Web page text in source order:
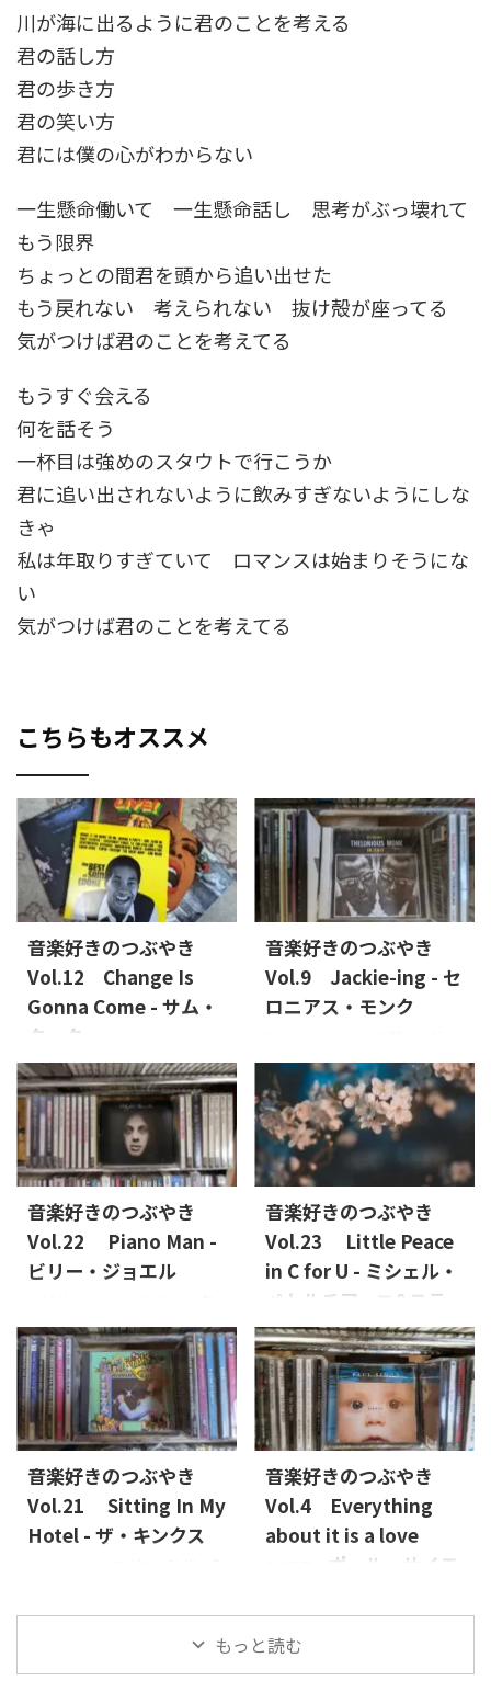
川が海に出るように君のことを考える
君の話し方
君の歩き方
君の笑い方
君には僕の心がわからない
一生懸命働いて 一生懸命話し 思考がぶっ壊れて
もう限界
ちょっとの間君を頭から追い出せた
もう戻れない 考えられない 抜け殻が座ってる
気がつけば君のことを考えてる
もうすぐ会える
何を話そう
一杯目は強めのスタウトで行こうか
君に追い出されないように飲みすぎないようにしな
きゃ
私は年取りすぎていて ロマンスは始まりそうにな
い
気がつけば君のことを考えてる
こちらもオススメ
音楽好きのつぶやき
Vol.12 Change Is
Gonna Come - サム・
クック
人間はなぜこんなにも愚か
なことをするのだろうか。僕ら
一人一人には戦争を止める力
なんてない。逃げ惑う老婆を、
うずくまる子ども達に覆いか
ぶさる親を助けてあげること
はできない。モニターに映し
出される映像をみて憤りと悲
しみを感じ、自分の無力さを
呪う。 音楽には何が
たびに歌われるプロテストソン
グがある。今回はそんな歌を
紹介したい。 プロテストソ
ングの前にウクライナの偉大
なピアニストが人種差別を禁
止する法律が可決される一
方、ベトナム戦争が起こされ
ようと ...
音楽好きのつぶやき
Vol.9 Jackie-ing - セ
ロニアス・モンク
もThelonious Monkの音は鳴ら
ない。彼の音楽はJazzだとか
Be-bopだとかではなく
Thelonious Monkだ。 たいてい
の巨人はたくさんのフォロワ
ーを生み出す。だが、どことも
うな巨人もいる。その音楽は
ものすごく多くの人を、そし
て、ミュージシャンを虜にする
のに、それに続く人がいな
からない、もしくは、続ける
ことに意味が見いだせない、
そんな感じなのだろうか。
Thelonious Monkはまさに ...
音楽好きのつぶやき
Vol.22 Piano Man -
ビリー・ジョエル
のニューヨーク・ヤンキー・
スタジアムでのライブ映像
（LIVE AT YANKEE STADIUM）
を映画館で見た。最高。録音
音源もいいけど、ライブがい
い。ビリーは根っからのエン
来てくれた人を愉しませた
い。バンド全体がそんな感
じ。もちろん、曲がいい。ヒ
がやってきたので、今回はビリ
ーの曲を紹介したいと思う。ま
ずは、僕が中学生の頃、兄貴
音楽好きのつぶやき
Vol.23 Little Peace
in C for U - ミシェル・
ペトルチアーニ&ステ
ファン・グラッペリ
春だ！と思って書き始めたの
ですが、忙しさにかまけて書
きあがる前に梅雨に。。。ち
ょっと季節外れになっちゃっ
たけど、駆け込みで、春に聞き
たくなる音楽を紹介してみた
いと思います！ まずは音が
鳴った瞬間にここでないどこ
かへ連れて行ってくれるこの人
たちの曲から。 いやホント
カフェに連れていかれる感じ
がするのです。ステファン・グ
ラッペリのヴァイオリンはも
音楽好きのつぶやき
Vol.21 Sitting In My
Hotel - ザ・キンクス
ビリーズ』と『この世はすべて
ら未発表リミックス等いれこ
音楽好きのつぶやき
Vol.4 Everything
about it is a love
song - ポール・サイモ
ジシャンは殆ど60歳以上だ。
（殆どはこの世にいない。）
もっと読む